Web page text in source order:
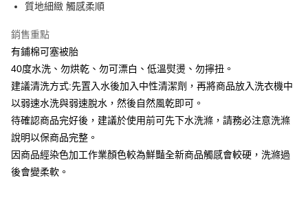
ATM付款
宅配
每筆NT$80，滿NT$699(含以上)免運費
質地細緻 觸感柔順
銷售重點
有鋪棉可塞被胎
40度水洗、勿烘乾、勿可漂白、低溫熨燙、勿擰扭。
建議清洗方式:先置入水後加入中性清潔劑，再將商品放入洗衣機中
以弱速水洗與弱速脫水，然後自然風乾即可。
待確認商品完好後，建議於使用前可先下水洗滌，請務必注意洗滌
說明以保商品完整。
因商品經染色加工作業顏色較為鮮豔全新商品觸感會較硬，洗滌過
後會變柔軟。